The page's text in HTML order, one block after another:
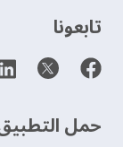
‫تابعونا‬
حمل